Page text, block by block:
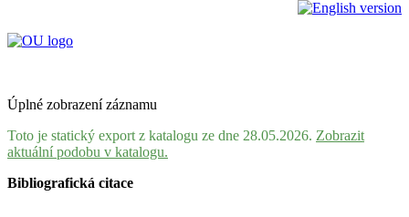
Úplné zobrazení záznamu
Toto je statický export z katalogu ze dne 28.05.2026. Zobrazit
aktuální podobu v katalogu.
Bibliografická citace